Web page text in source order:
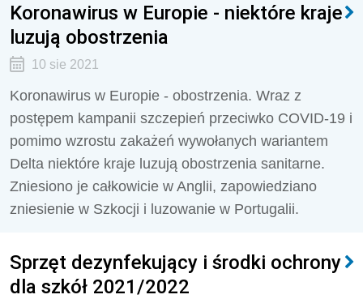
Koronawirus w Europie - niektóre kraje
luzują obostrzenia
10 sie 2021
Koronawirus w Europie - obostrzenia. Wraz z
postępem kampanii szczepień przeciwko COVID-19 i
pomimo wzrostu zakażeń wywołanych wariantem
Delta niektóre kraje luzują obostrzenia sanitarne.
Zniesiono je całkowicie w Anglii, zapowiedziano
zniesienie w Szkocji i luzowanie w Portugalii.
Sprzęt dezynfekujący i środki ochrony
dla szkół 2021/2022